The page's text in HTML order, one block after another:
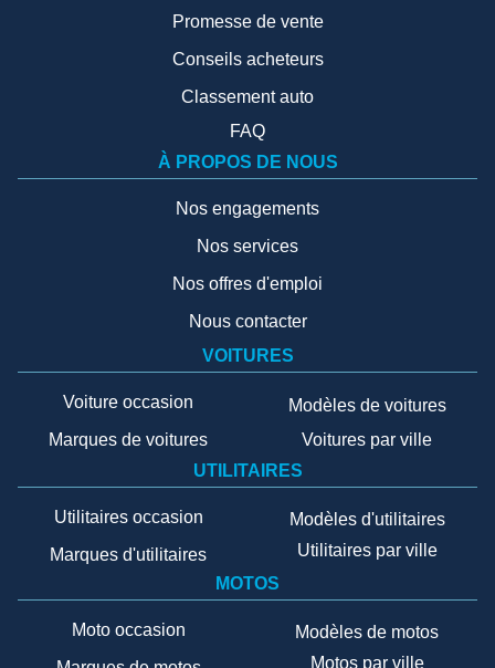
Promesse de vente
Conseils acheteurs
Classement auto
FAQ
À PROPOS DE NOUS
Nos engagements
Nos services
Nos offres d'emploi
Nous contacter
VOITURES
Voiture occasion
Marques de voitures
Modèles de voitures
Voitures par ville
UTILITAIRES
Utilitaires occasion
Marques d'utilitaires
Modèles d'utilitaires
Utilitaires par ville
MOTOS
Moto occasion
Modèles de motos
Motos par ville